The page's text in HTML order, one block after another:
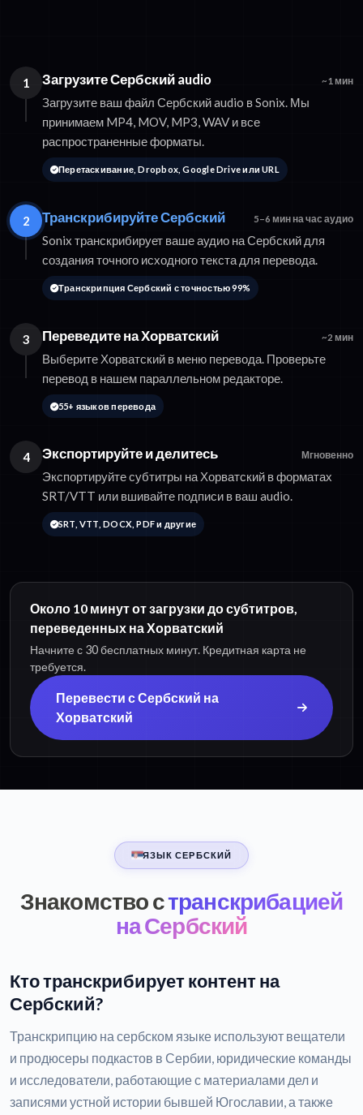
1 Загрузите Сербский audio ~1 мин
Загрузите ваш файл Сербский audio в Sonix. Мы
принимаем MP4, MOV, MP3, WAV и все
распространенные форматы.
Перетаскивание, Dropbox, Google Drive или URL
2 Транскрибируйте Сербский 5–6 мин на час аудио
Sonix транскрибирует ваше аудио на Сербский для
создания точного исходного текста для перевода.
Транскрипция Сербский с точностью 99%
3 Переведите на Хорватский ~2 мин
Выберите Хорватский в меню перевода. Проверьте
перевод в нашем параллельном редакторе.
55+ языков перевода
4 Экспортируйте и делитесь Мгновенно
Экспортируйте субтитры на Хорватский в форматах
SRT/VTT или вшивайте подписи в ваш audio.
SRT, VTT, DOCX, PDF и другие
Около 10 минут от загрузки до субтитров,
переведенных на Хорватский
Начните с 30 бесплатных минут. Кредитная карта не
требуется.
Перевести с Сербский на
Хорватский
ЯЗЫК СЕРБСКИЙ
Знакомство странскрибацией
на Сербский
Кто транскрибирует контент на
Сербский?
Транскрипцию на сербском языке используют вещатели
и продюсеры подкастов в Сербии, юридические команды
и исследователи, работающие с материалами дел и
записями устной истории бывшей Югославии, а также